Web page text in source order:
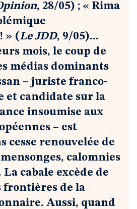
, 28/05) ; « Rima
» (Le JDD, 9/05)...
mois, le coup de
médias dominants
– juriste franco-
et candidate sur la
insoumise aux
– est
cesse renouvelée de
calomnies
cabale excède de
frontières de la
Aussi, quand